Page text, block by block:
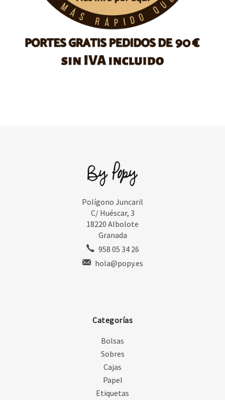
Polígono Juncaril
C/ Huéscar, 3
18220 Albolote
Granada
958 05 34 26
hola@popy.es
Categorías
Bolsas
Sobres
Cajas
Papel
Etiquetas